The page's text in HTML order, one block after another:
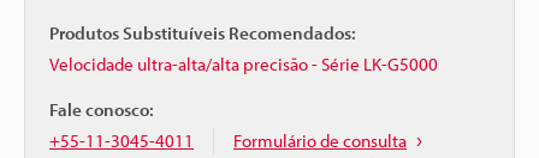
Produtos Substituíveis Recomendados:
Velocidade ultra-alta/alta precisão - Série LK-G5000
Fale conosco:
+55-11-3045-4011
Formulário de consulta